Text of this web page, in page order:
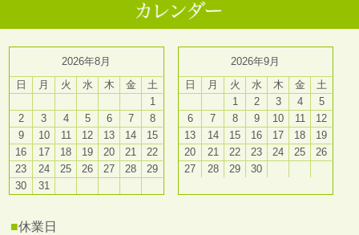
2026年8月
日
月 火 水 木 金
土
1
2
3 4 5 6 7
8
9
10 11 12 13 14
15
16
17 18 19 20 21
22
23
24 25 26 27 28
29
30
31
2026年9月
日
月 火 水 木 金
土
1
2 3 4
5
6
7 8 9 10 11
12
13
14 15 16 17 18
19
20
21 22 23 24 25
26
27
28 29 30
■休業日